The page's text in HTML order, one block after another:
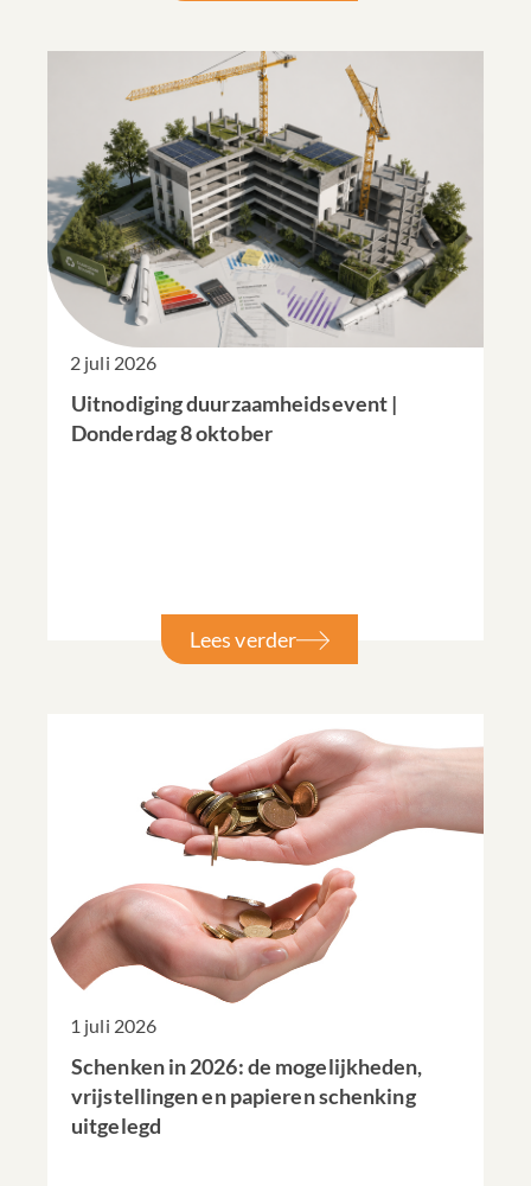
2 juli 2026
Uitnodiging duurzaamheidsevent |
Donderdag 8 oktober
Lees verder
1 juli 2026
Schenken in 2026: de mogelijkheden,
vrijstellingen en papieren schenking
uitgelegd